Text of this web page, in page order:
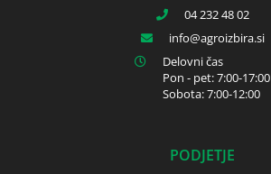
04 232 48 02
info
agroizbira.si
Delovni čas
Pon - pet: 7:00-17:00
Sobota: 7:00-12:00
PODJETJE